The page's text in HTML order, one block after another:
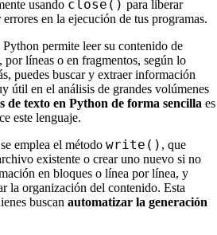
usando close() para liberar
en la ejecución de tus programas.
permite leer su contenido de
líneas o en fragmentos, según lo
puedes buscar y extraer información
útil en el análisis de grandes volúmenes
de texto en Python de forma sencilla es
este lenguaje.
emplea el método write() , que
existente o crear uno nuevo si no
en bloques o línea por línea, y
la organización del contenido. Esta
buscan automatizar la generación